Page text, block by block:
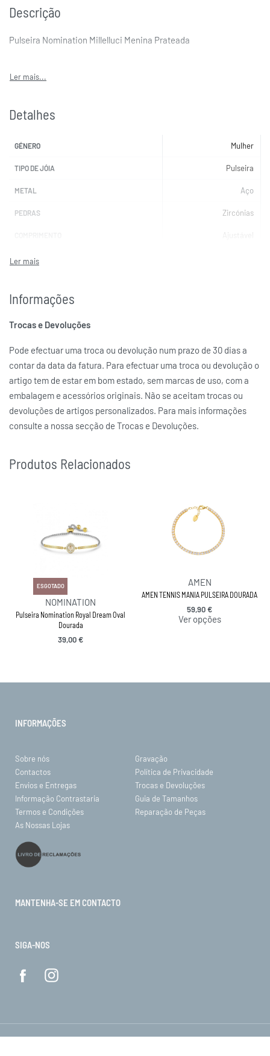
Descrição
Pulseira Nomination Millelluci Menina Prateada
Detalhes
GÉNERO Mulher
TIPO DE JÓIA Pulseira
METAL Aço
PEDRAS Zircónias
Ajustável
MARCAS
Informações
Trocas e Devoluções
Pode efectuar uma troca ou devolução num prazo de 30 dias a
contar da data da fatura. Para efectuar uma troca ou devolução o
artigo tem de estar em bom estado, sem marcas de uso, com a
embalagem e acessórios originais. Não se aceitam trocas ou
devoluções de artigos personalizados. Para mais informações
consulte a nossa secção de Trocas e Devoluções.
Produtos Relacionados
ESGOTADO
NOMINATION
Pulseira Nomination Royal Dream Oval
Dourada
39,00€
AMEN
AMEN TENNIS MANIA PULSEIRA DOURADA
59,90€
Ver opções
INFORMAÇÕES
Sobre nós
Gravação
Contactos
Política de Privacidade
Envios e Entregas
Trocas e Devoluções
Informação Contrastaria
Guia de Tamanhos
Termos e Condições
Reparação de Peças
As Nossas Lojas
MANTENHA-SE EM CONTACTO
SIGA-NOS
© ORO 2026. Todos os direitos reservados.